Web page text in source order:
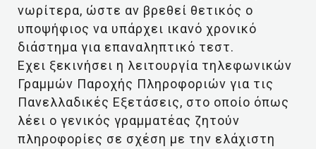
νωρίτερα, ώστε αν βρεθεί θετικός ο
υποψήφιος να υπάρχει ικανό χρονικό
διάστημα για επαναληπτικό τεστ.
Εχει ξεκινήσει η λειτουργία τηλεφωνικών
Γραμμών Παροχής Πληροφοριών για τις
Πανελλαδικές Εξετάσεις, στο οποίο όπως
λέει ο γενικός γραμματέας ζητούν
πληροφορίες σε σχέση με την ελάχιστη